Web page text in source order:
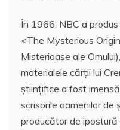
În 1966, NBC a
<The Mysterious
Misterioase ale
materialele cărţii lui
ştiinţifice a fost
scrisorile oamenilor de
producător de ipostură